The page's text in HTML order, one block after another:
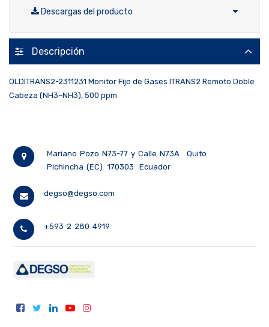
Descargas del producto
Descripción
OLDITRANS2-2311231 Monitor Fijo de Gases ITRANS2 Remoto Doble
Cabeza (NH3–NH3), 500 ppm
Mariano Pozo N73-77 y Calle N73A
Quito
Pichincha (EC)
170303 Ecuador
degso@degso.com
+593 2 280 4919